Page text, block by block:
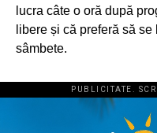
lucra câte o oră după
libere și că preferă să
sâmbete.
PUBLICITATE.